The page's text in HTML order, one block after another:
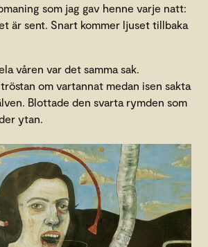
som jag gav henne varje natt:
är sent. Snart kommer ljuset tillbaka
våren var det samma sak.
om vartannat medan isen sakta
Blottade den svarta rymden som
ytan.